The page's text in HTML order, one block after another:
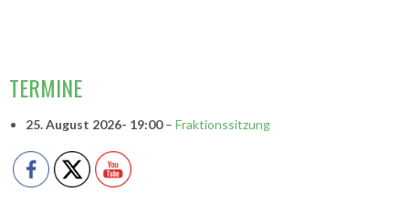
TERMINE
25. August 2026- 19:00– Fraktionssitzung